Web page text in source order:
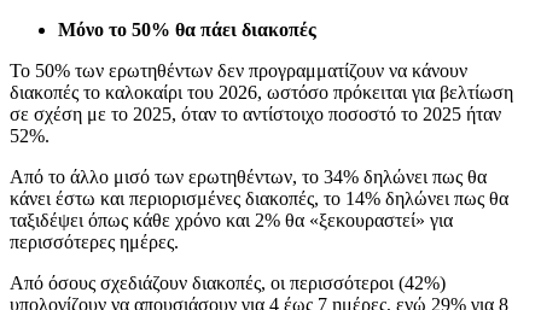
Μόνο το 50% θα πάει διακοπές
Το 50% των ερωτηθέντων δεν προγραμματίζουν να κάνουν
διακοπές το καλοκαίρι του 2026, ωστόσο πρόκειται για βελτίωση
σε σχέση με το 2025, όταν το αντίστοιχο ποσοστό το 2025 ήταν
52%.
Από το άλλο μισό των ερωτηθέντων, το 34% δηλώνει πως θα
κάνει έστω και περιορισμένες διακοπές, το 14% δηλώνει πως θα
ταξιδέψει όπως κάθε χρόνο και 2% θα «ξεκουραστεί» για
περισσότερες ημέρες.
Από όσους σχεδιάζουν διακοπές, οι περισσότεροι (42%)
υπολογίζουν να απουσιάσουν για 4 έως 7 ημέρες, ενώ 29% για 8